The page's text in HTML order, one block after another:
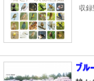
収録